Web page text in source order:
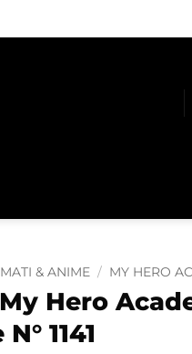
& ANIME / MY HERO
Hero
1141